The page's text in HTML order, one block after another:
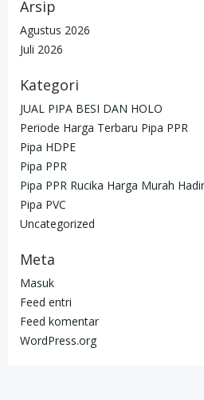
Arsip
Agustus 2026
Juli 2026
Kategori
JUAL PIPA BESI DAN HOLO
Periode Harga Terbaru Pipa PPR
Pipa HDPE
Pipa PPR
Pipa PPR Rucika Harga Murah
Pipa PVC
Uncategorized
Meta
Masuk
Feed entri
Feed komentar
WordPress.org